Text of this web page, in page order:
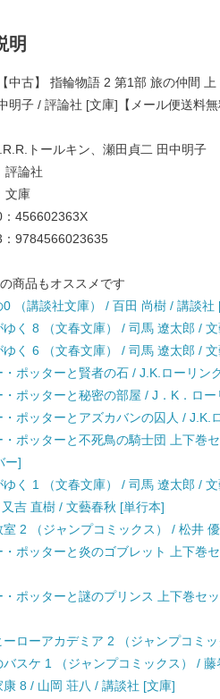
明
中古】 指輪物語 2 第1部 旅の仲間
明子 / 評論社 [文庫]【メール便送料無
トールキン、瀬田貞二 田中明子
評論社
文庫
：456602363X
：9784566023635
商品もオススメです
0 （講談社文庫） / 百田 尚樹 / 講談社
ゆく 8 （文春文庫） / 司馬 遼太郎 /
ゆく 6 （文春文庫） / 司馬 遼太郎 /
・ポッターと賢者の石 / J.K.ローリン
・ポッターと秘密の部屋 / J．K．ロ
・ポッターとアズカバンの囚人 / J.K.
・ポッターと不死鳥の騎士団 上下巻
ー]
ゆく 1 （文春文庫） / 司馬 遼太郎 /
吉 直樹 / 文藝春秋 [単行本]
室 2 （ジャンプコミックス） / 松井
・ポッターと炎のゴブレット 上下巻
・ポッターと謎のプリンス 上下巻セ
ーローアカデミア 2 （ジャンプコミ
バスケ 1 （ジャンプコミックス） /
康 8 / 山岡 荘八 / 講談社 [文庫]